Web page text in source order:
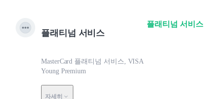
플래티넘 서비스
MasterCard 플래티넘 서비스, VISA
Young Premium
자세히
플래티넘 서비스